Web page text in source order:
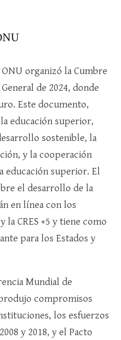
organizó la Cumbre
de 2024, donde
Este documento,
educación superior,
sostenible, la
y la cooperación
educación superior. El
el desarrollo de la
en línea con los
la CRES +5 y tiene como
para los Estados y
Mundial de
compromisos
los esfuerzos
y 2018, y el Pacto